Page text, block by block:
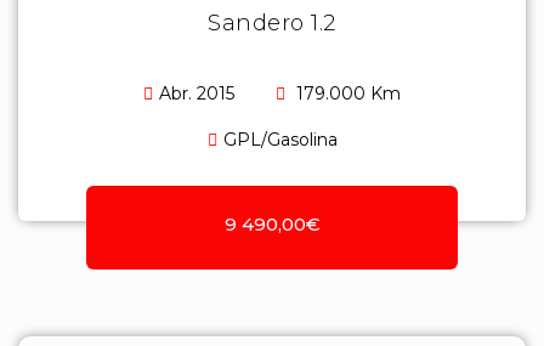
Sandero 1.2
Abr. 2015 179.000 Km
GPL/Gasolina
9 490,00€